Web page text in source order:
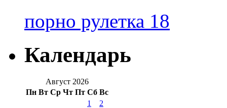
порно рулетка 18
Календарь
Август 2026
Пн Вт Ср Чт Пт Сб Вс
1
2